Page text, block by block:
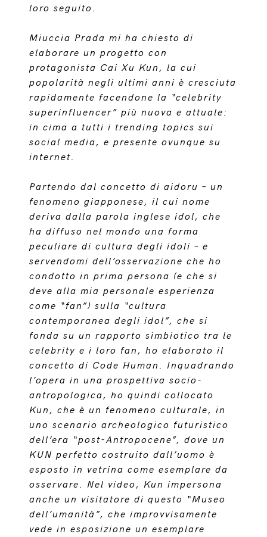
loro seguito.
Miuccia Prada mi ha chiesto di
elaborare un progetto con
protagonista Cai Xu Kun, la cui
popolarità negli ultimi anni è cresciuta
rapidamente facendone la “celebrity
superinfluencer” più nuova e attuale:
in cima a tutti i trending topics sui
social media, e presente ovunque su
internet.
Partendo dal concetto di aidoru – un
fenomeno giapponese, il cui nome
deriva dalla parola inglese idol, che
ha diffuso nel mondo una forma
peculiare di cultura degli idoli – e
servendomi dell’osservazione che ho
condotto in prima persona (e che si
deve alla mia personale esperienza
come “fan”) sulla “cultura
contemporanea degli idol”, che si
fonda su un rapporto simbiotico tra le
celebrity e i loro fan, ho elaborato il
concetto di Code Human. Inquadrando
l’opera in una prospettiva socio-
antropologica, ho quindi collocato
Kun, che è un fenomeno culturale, in
uno scenario archeologico futuristico
dell’era “post-Antropocene”, dove un
KUN perfetto costruito dall’uomo è
esposto in vetrina come esemplare da
osservare. Nel video, Kun impersona
anche un visitatore di questo “Museo
dell’umanità”, che improvvisamente
vede in esposizione un esemplare